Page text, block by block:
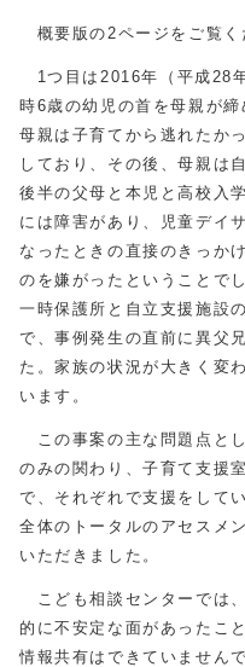
概要版の2ページをご覧く
1つ目は2016年（平成28
時6歳の幼児の首を母親が
母親は子育てから逃れたか
しており、その後、母親は
後半の父母と本児と高校入
には障害があり、児童デイ
なったときの直接のきっか
のを嫌がったということで
一時保護所と自立支援施設
で、事例発生の直前に異父
た。家族の状況が大きく変
います。
この事案の主な問題点と
のみの関わり、子育て支援
で、それぞれで支援をして
全体のトータルのアセスメ
いただきました。
こども相談センターでは
的に不安定な面があったこ
情報共有はできていません